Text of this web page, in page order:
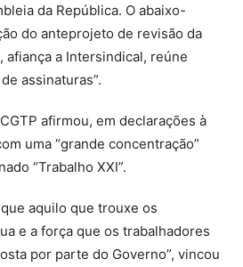
da República. O abaixo-
do anteprojeto de revisão da
afiança a Intersindical, reúne
assinaturas”.
afirmou, em declarações à
uma “grande concentração”
“Trabalho XXI”.
aquilo que trouxe os
e a força que os trabalhadores
por parte do Governo”, vincou